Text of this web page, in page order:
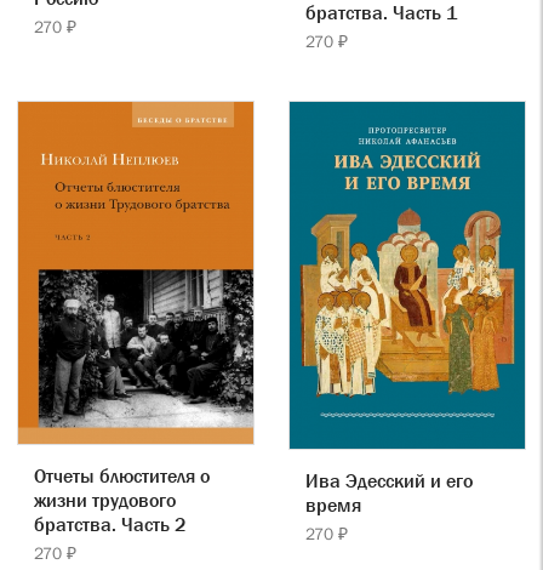
270 ₽
братства. Часть 1
270 ₽
Отчеты блюстителя о
жизни трудового
братства. Часть 2
270 ₽
Ива Эдесский и его
время
270 ₽